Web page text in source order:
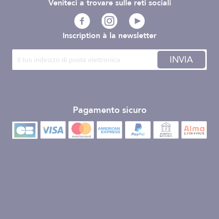
Inscription à la newsletter
INVIA
Pagamento sicuro
Veniteci a trovare sulle reti sociali